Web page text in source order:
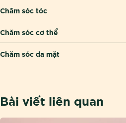
Chăm sóc tóc
Chăm sóc cơ thể
Chăm sóc da mặt
Bài viết liên quan